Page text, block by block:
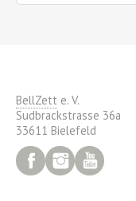
BellZett e. V.
Sudbrackstrasse 36a
33611 Bielefeld
FacebookInstagram